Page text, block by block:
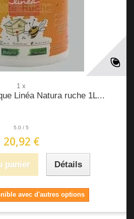
1 x
Linéa Natura ruche 1L...
5.0 / 5
20,92 €
panier Détails
avec d'autres options